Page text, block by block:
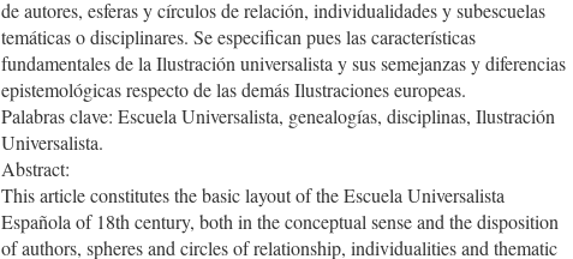
de autores, esferas y círculos de relación, individualidades y subescuelas
temáticas o disciplinares. Se especifican pues las características
fundamentales de la Ilustración universalista y sus semejanzas y diferencias
epistemológicas respecto de las demás Ilustraciones europeas.
Palabras clave: Escuela Universalista, genealogías, disciplinas, Ilustración
Universalista.
Abstract:
This article constitutes the basic layout of the Escuela Universalista
Española of 18th century, both in the conceptual sense and the disposition
of authors, spheres and circles of relationship, individualities and thematic